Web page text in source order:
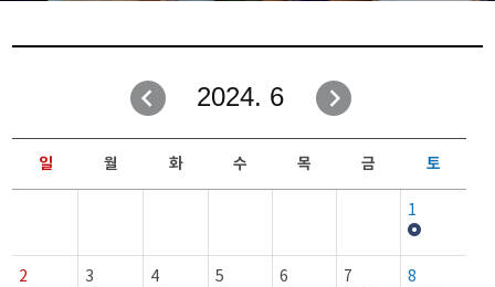
2024. 6
일 월 화 수 목 금 토
1
2 3 4 5 6 7 8